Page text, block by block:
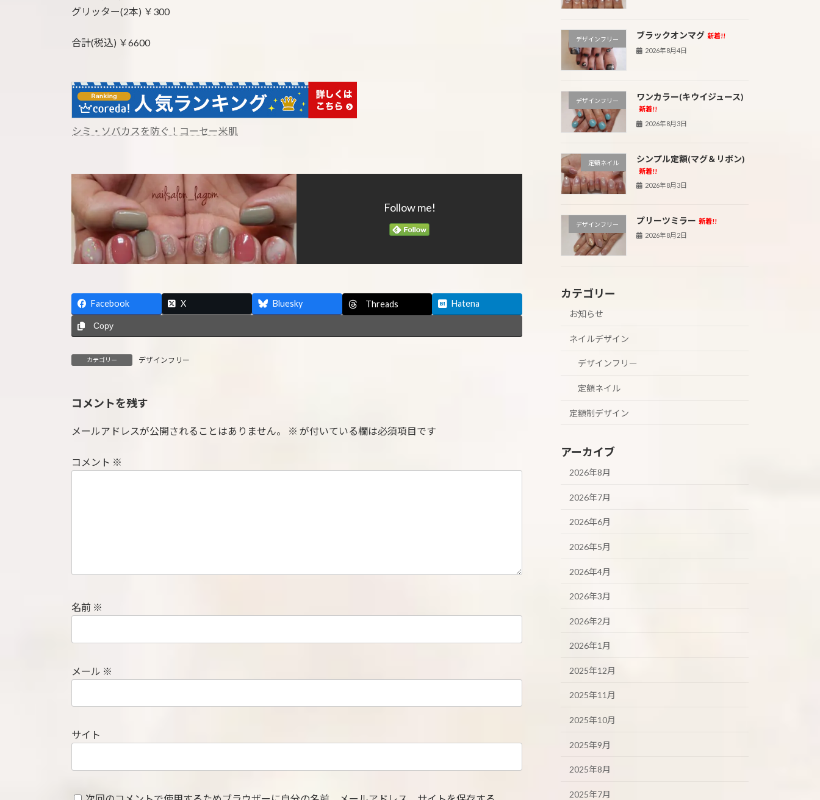
グリッター(2本) ￥300
合計(税込) ￥6600
シミ・ソバカスを防ぐ！コーセー米肌
Follow me!
Facebook X Bluesky Threads Hatena
Copy
カテゴリー デザインフリー
コメントを残す
メールアドレスが公開されることはありません。 ※ が付いている欄は必須項目です
コメント ※
名前 ※
メール ※
サイト
デザインフリー ブラックオンマグ 新着!!
2026年8月4日
デザインフリー ワンカラー(キウイジュース)
新着!!
2026年8月3日
定額ネイル シンプル定額(マグ＆リボン)
新着!!
2026年8月3日
デザインフリー プリーツミラー 新着!!
2026年8月2日
カテゴリー
お知らせ
ネイルデザイン
デザインフリー
定額ネイル
定額制デザイン
アーカイブ
2026年8月
2026年7月
2026年6月
2026年5月
2026年4月
2026年3月
2026年2月
2026年1月
2025年12月
2025年11月
2025年10月
2025年9月
2025年8月
2025年7月